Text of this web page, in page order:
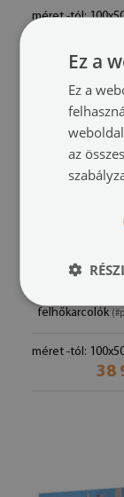
méret -tól:
Konyhai
felhőkarcolók
méret -tól:
38
Ez a
Ez a
az